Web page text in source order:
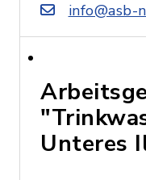
info@asb-
Unteres